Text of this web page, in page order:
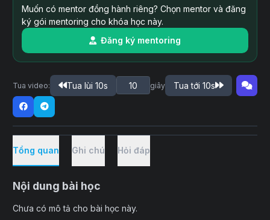
Muốn có mentor đồng hành riêng? Chọn mentor và đăng
ký gói mentoring cho khóa học này.
Đăng ký mentoring
Tua video: Tua lùi 10s giây Tua tới 10s
Tổng quan Ghi chú Hỏi đáp
Nội dung bài học
Chưa có mô tả cho bài học này.